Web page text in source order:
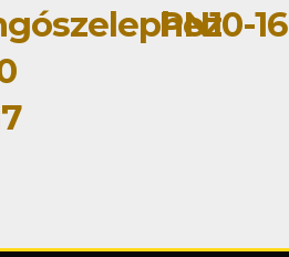
PN10-16